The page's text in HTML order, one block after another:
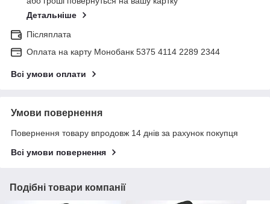
Детальніше
Післяплата
Оплата на карту Монобанк 5375 4114 2289 2344
Всі умови оплати
Умови повернення
Повернення товару впродовж 14 днів за рахунок покупця
Всі умови повернення
Подібні товари компанії